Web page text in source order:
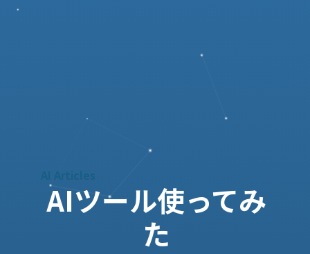
AI Articles
AIツール使ってみ
た